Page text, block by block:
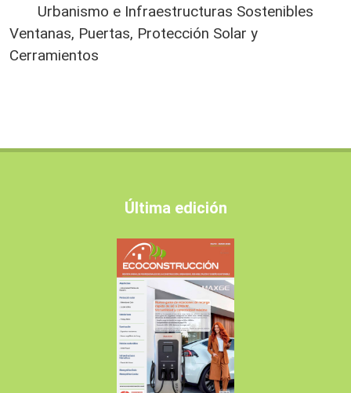
Urbanismo e Infraestructuras Sostenibles
Ventanas, Puertas, Protección Solar y
Cerramientos
Última edición